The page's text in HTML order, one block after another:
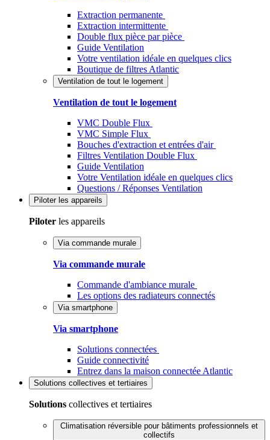
Extraction permanente
Extraction intermittente
Double flux pièce par pièce
Guide Ventilation
Votre ventilation idéale en quelques clics
Boutique de filtres Atlantic
Ventilation de tout le logement
Ventilation de tout le logement
VMC Double Flux
VMC Simple Flux
Bouches d'extraction et entrées d'air
Filtres Ventilation Double Flux
Guide Ventilation
Votre Ventilation idéale en quelques clics
Questions / Réponses Ventilation
Piloter les appareils
Piloter les appareils
Via commande murale
Via commande murale
Commande d'ambiance murale
Les options des radiateurs connectés
Via smartphone
Via smartphone
Solutions connectées
Guide connectivité
Entrez dans la maison connectée Atlantic
Solutions collectives et tertiaires
Solutions collectives et tertiaires
Climatisation réversible pour bâtiments professionnels et
collectifs